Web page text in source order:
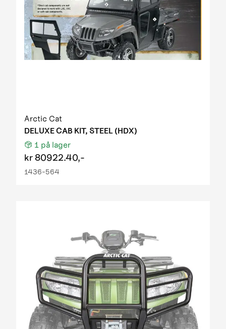
Arctic Cat
DELUXE CAB KIT, STEEL (HDX)
1 på lager
kr80922.40,-
1436-564